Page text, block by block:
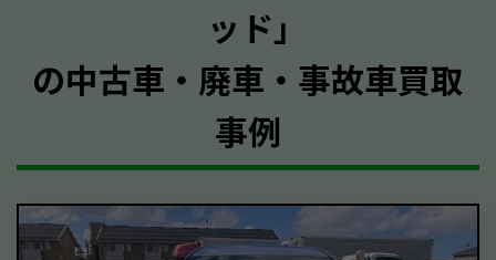
ッド｣
の中古車・廃車・事故車買取
事例